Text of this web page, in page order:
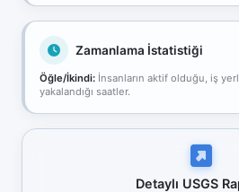
Zamanlama İstatistiği
Öğle/İkindi: İnsanların aktif olduğu, iş
yakalandığı saatler.
Detaylı USGS